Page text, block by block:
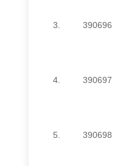
3. 390696
4. 390697
5. 390698